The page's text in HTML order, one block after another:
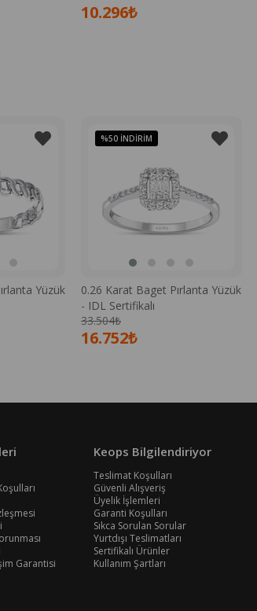
10.296₺
Yüzük
0.26 Karat Baget Pırlanta Yüzük
- IDL Sertifikalı
16.752₺
33.504₺
%50 İNDIRIM
Garantisi
Keops Bilgilendiriyor
Teslimat Koşulları
Güvenli Alışveriş
Üyelik İşlemleri
Garanti Koşulları
Sıkca Sorulan Sorular
Yurtdışı Teslimatları
Sertifikalı Ürünler
Kullanım Şartları